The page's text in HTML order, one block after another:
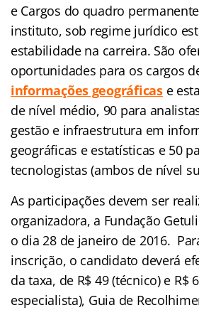
e Cargos do quadro
instituto, sob regime jurídico
estabilidade na carreira. São
oportunidades para os cargos
informações geográficas e
de nível médio, 90 para
gestão e infraestrutura em
geográficas e estatísticas e 50
tecnologistas (ambos de nível
As participações devem ser
organizadora, a Fundação
o dia 28 de janeiro de 2016.
inscrição, o candidato deverá
da taxa, de R$ 49 (técnico) e R$
especialista), Guia de